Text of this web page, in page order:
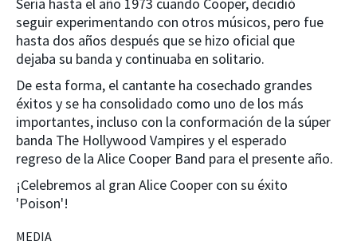
seguir experimentando con otros músicos, pero fue
hasta dos años después que se hizo oficial que
dejaba su banda y continuaba en solitario.
De esta forma, el cantante ha cosechado grandes
éxitos y se ha consolidado como uno de los más
importantes, incluso con la conformación de la súper
banda The Hollywood Vampires y el esperado
regreso de la Alice Cooper Band para el presente año.
¡Celebremos al gran Alice Cooper con su éxito
'Poison'!
MEDIA